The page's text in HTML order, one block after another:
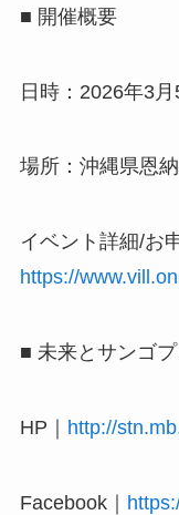
■ 開催概要
日時：2026年3月
場所：沖縄県恩
イベント詳細/お
https://
■ 未来とサンゴ
HP｜ http://
Facebook｜